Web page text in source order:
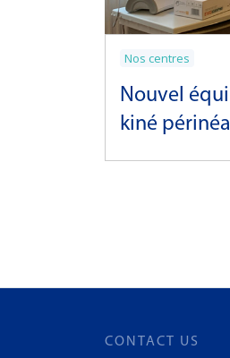
Nos centres
Nouvel
kiné
CONTACT US